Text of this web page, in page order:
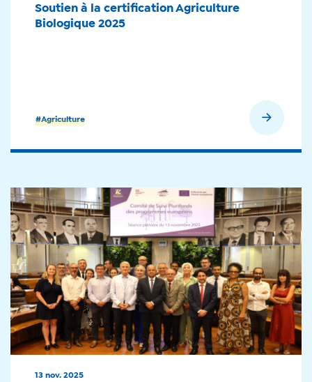
#Agriculture
Soutien à la certification Agriculture
Biologique 2025
13 nov. 2025